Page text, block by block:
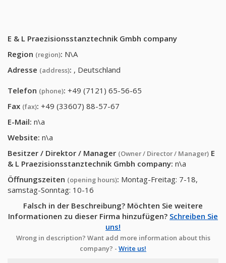
E & L Praezisionsstanztechnik Gmbh company
Region (region): N\A
Adresse (address): , Deutschland
Telefon (phone): +49 (7121) 65-56-65
Fax (fax): +49 (33607) 88-57-67
E-Mail: n\a
Website: n\a
Besitzer / Direktor / Manager (Owner / Director / Manager) E
& L Praezisionsstanztechnik Gmbh company: n\a
Öffnungszeiten (opening hours): Montag-Freitag: 7-18,
samstag-Sonntag: 10-16
Falsch in der Beschreibung? Möchten Sie weitere
Informationen zu dieser Firma hinzufügen? Schreiben Sie
uns!
Wrong in description? Want add more information about this
company? - Write us!